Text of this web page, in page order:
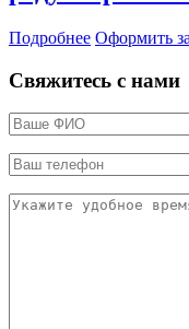
Подробнее Оформить
Свяжитесь с нами